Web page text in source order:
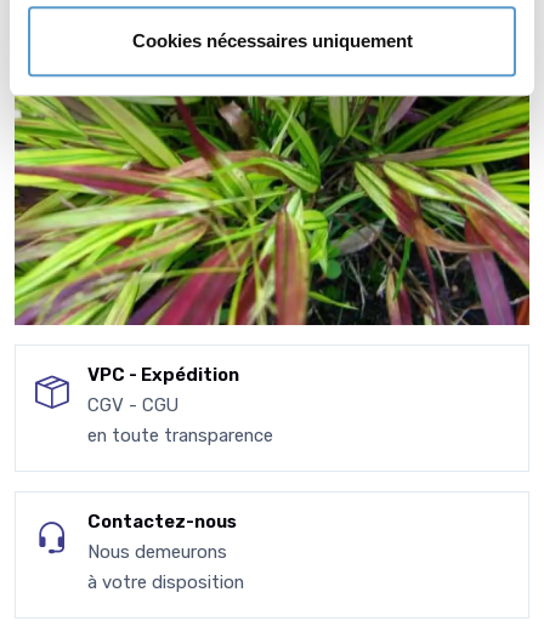
Cookies nécessaires uniquement
VPC - Expédition
CGV - CGU
en toute transparence
Contactez-nous
Nous demeurons
à votre disposition